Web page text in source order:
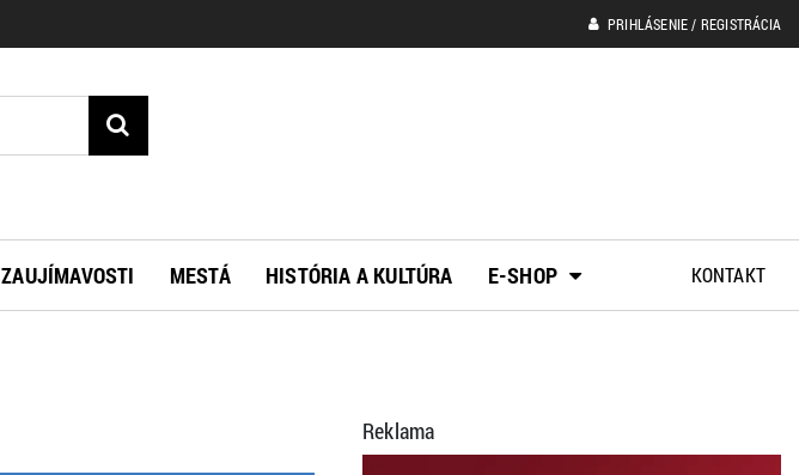
PRIHLÁSENIE / REGISTRÁCIA
ZAUJÍMAVOSTI MESTÁ HISTÓRIA A KULTÚRA E-SHOP KONTAKT
Reklama